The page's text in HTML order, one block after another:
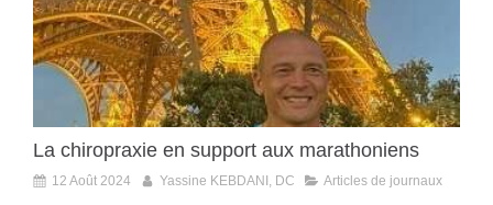
La chiropraxie en support aux marathoniens
12 Août 2024 Yassine KEBDANI, DC Articles de journaux